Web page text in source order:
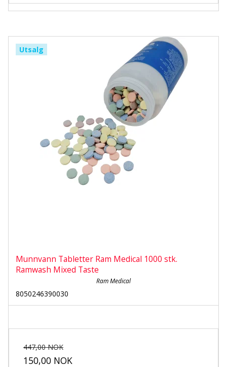
Utsalg
Munnvann Tabletter Ram Medical 1000 stk.
Ramwash Mixed Taste
Ram Medical
8050246390030
447,00 NOK
150,00 NOK